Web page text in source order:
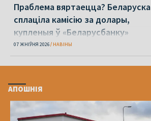
Праблема вяртаецца? Беларуска
сплаціла камісію за долары,
купленыя ў «Беларусбанку»
07 ЖНІЎНЯ 2026 НАВІНЫ
АПОШНІЯ